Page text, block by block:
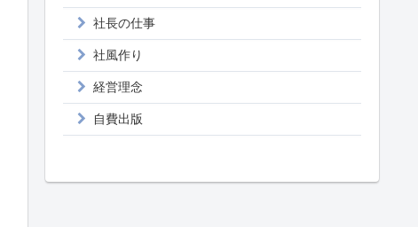
社長の仕事
社風作り
経営理念
自費出版